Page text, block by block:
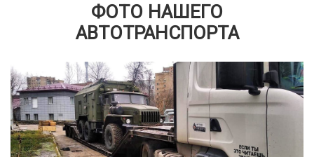
ФОТО НАШЕГО
АВТОТРАНСПОРТА